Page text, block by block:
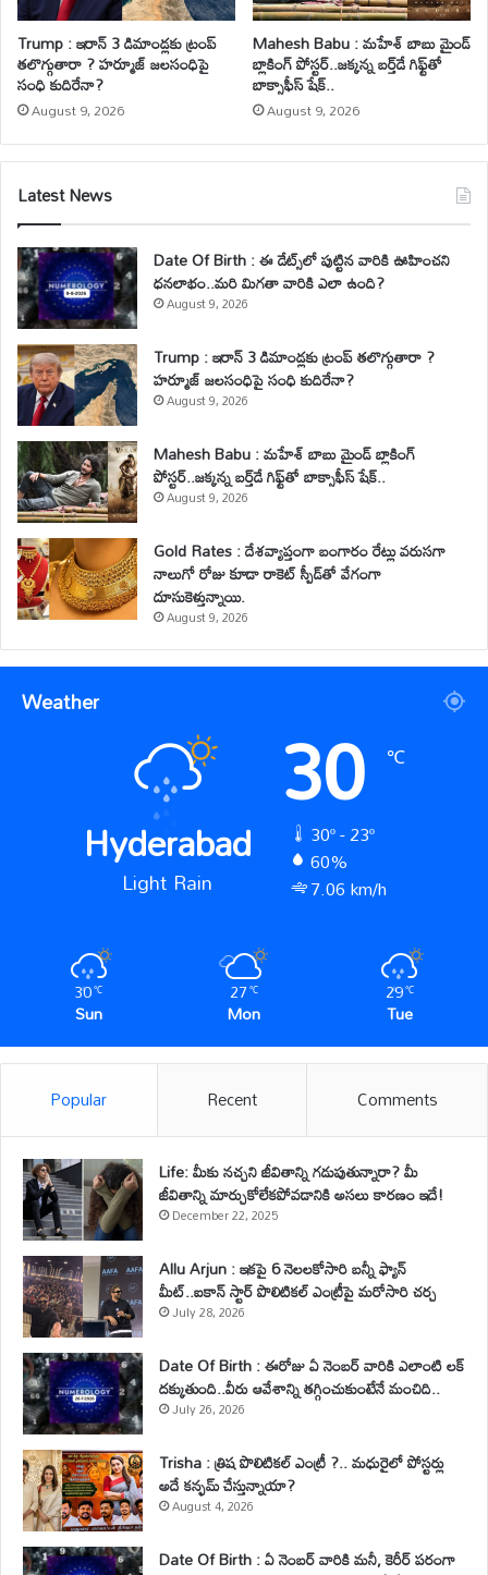
Trump : ఇరాన్ 3 డిమాండ్లకు ట్రంప్
తలొగ్గుతారా ? హర్మూజ్ జలసంధిపై
సంధి కుదిరేనా?
August 9, 2026
Mahesh Babu : మహేశ్‌ బాబు మైండ్
బ్లాకింగ్ పోస్టర్..జక్కన్న బర్త్‌డే గిఫ్ట్‌తో
బాక్సాఫీస్ షేక్..
August 9, 2026
Latest News
Date Of Birth : ఈ డేట్స్‌లో పుట్టిన వారికి ఊహించని
ధనలాభం..మరి మిగతా వారికి ఎలా ఉంది?
August 9, 2026
Trump : ఇరాన్ 3 డిమాండ్లకు ట్రంప్ తలొగ్గుతారా ?
హర్మూజ్ జలసంధిపై సంధి కుదిరేనా?
August 9, 2026
Mahesh Babu : మహేశ్‌ బాబు మైండ్ బ్లాకింగ్
పోస్టర్..జక్కన్న బర్త్‌డే గిఫ్ట్‌తో బాక్సాఫీస్ షేక్..
August 9, 2026
Gold Rates : దేశవ్యాప్తంగా బంగారం రేట్లు వరుసగా
నాలుగో రోజు కూడా రాకెట్ స్పీడ్‌తో వేగంగా
దూసుకెళ్తున్నాయి.
August 9, 2026
Weather
Hyderabad
Light Rain
30 ℃
30º - 23º
60%
7.06 km/h
30℃
Sun
27℃
Mon
29℃
Tue
Popular Recent Comments
Life: మీకు నచ్చని జీవితాన్ని గడుపుతున్నారా? మీ
జీవితాన్ని మార్చుకోలేకపోవడానికి అసలు కారణం ఇదే!
December 22, 2025
Allu Arjun : ఇకపై 6 నెలలకోసారి బన్నీ ఫ్యాన్
మీట్..ఐకాన్ స్టార్ పొలిటికల్ ఎంట్రీపై మరోసారి చర్చ
July 28, 2026
Date Of Birth : ఈరోజు ఏ నెంబర్ వారికి ఎలాంటి లక్
దక్కుతుంది..వీరు ఆవేశాన్ని తగ్గించుకుంటేనే మంచిది..
July 26, 2026
Trisha : త్రిష పొలిటికల్ ఎంట్రీ ?.. మధురైలో పోస్టర్లు
అదే కన్ఫమ్ చేస్తున్నాయా?
August 4, 2026
Date Of Birth : ఏ నెంబర్ వారికి మనీ, కెరీర్ పరంగా